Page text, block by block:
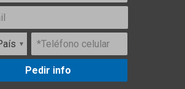
Pedir info